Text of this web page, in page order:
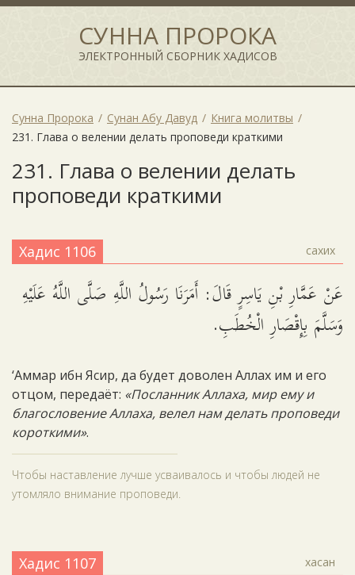
СУННА ПРОРОКА
ЭЛЕКТРОННЫЙ СБОРНИК ХАДИСОВ
Сунна Пророка Сунан Абу Давуд
Книга молитвы
231. Глава о велении делать проповеди краткими
231. Глава о велении делать
проповеди краткими
Хадис 1106 сахих
عَنْ عَمَّارِ بْنِ يَاسِرٍ قَالَ: أَمَرَنَا رَسُولُ اللَّهِ صَلَّى اللَّهُ عَلَيْهِ
وَسَلَّمَ بِإِقْصَارِ الْخُطَبِ.
‘Аммар ибн Ясир, да будет доволен Аллах им и его
отцом, передаёт: «Посланник Аллаха, мир ему и
благословение Аллаха, велел нам делать проповеди
короткими».
Чтобы наставление лучше усваивалось и чтобы людей не
утомляло внимание проповеди.
Хадис 1107 хасан